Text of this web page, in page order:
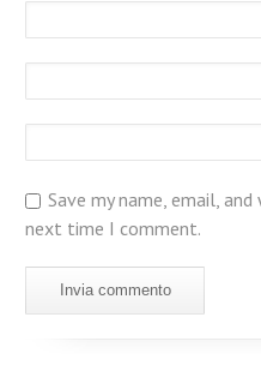
Save my name, email,
next time I comment.